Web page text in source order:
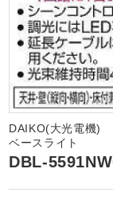
DAIKO(大光電機)
ベースライト
DBL-